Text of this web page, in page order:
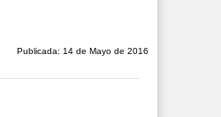
Publicada: 14 de Mayo de 2016